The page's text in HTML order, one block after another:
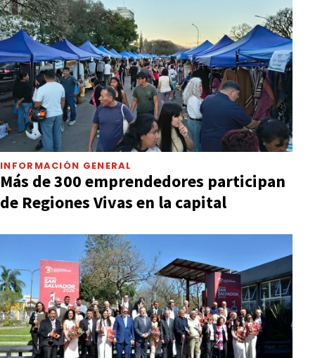
INFORMACIÓN GENERAL
Más de 300 emprendedores participan
de Regiones Vivas en la capital